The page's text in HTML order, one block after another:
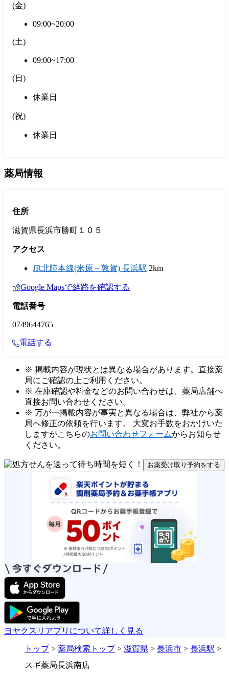
(金)
09:00~20:00
(土)
09:00~17:00
(日 )
休業日
(祝)
休業日
薬局情報
住所
滋賀県長浜市勝町１０５
アクセス
JR北陸本線(米原～敦賀) 長浜駅 2km
Google Mapsで経路を確認する
電話番号
0749644765
電話する
※ 掲載内容が現状とは異なる場合があります。直接薬
局にご確認の上ご利用ください。
※ 在庫確認や料金などのお問い合わせは、薬局店舗へ
直接お問い合わせください。
※ 万が一掲載内容が事実と異なる場合は、弊社から薬
局へ修正の依頼を行います。 大変お手数をおかけいた
しますがこちらのお問い合わせフォームからお知らせ
ください。
お薬受け取り予約をする
ヨヤクスリアプリについて詳しく見る
トップ> 薬局検索トップ> 滋賀県 > 長浜市 > 長浜駅 >
スギ薬局長浜南店